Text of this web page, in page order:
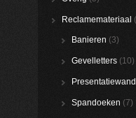
Reclamemateriaal
Banieren (3)
Gevelletters (10)
Presentatiewand
Spandoeken (7)